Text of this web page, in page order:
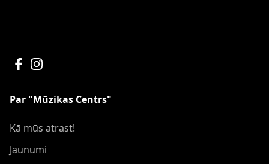
Par "Mūzikas Centrs"
Kā mūs atrast!
Jaunumi